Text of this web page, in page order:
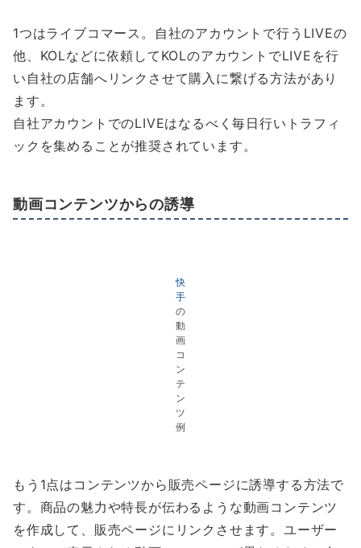
1つはライブコマース。自社のアカウントで行うLIVEの
他、KOLなどに依頼してKOLのアカウントでLIVEを行
い自社の店舗へリンクさせて購入に繋げる方法があり
ます。
自社アカウントでのLIVEはなるべく毎日行いトラフィ
ックを集めることが推奨されています。
動画コンテンツからの誘導
快
手
の
動
画
コ
ン
テ
ン
ツ
例
もう1点はコンテンツから販売ページに誘導する方法で
す。商品の魅力や特長が伝わるような動画コンテンツ
を作成して、販売ページにリンクさせます。ユーザー